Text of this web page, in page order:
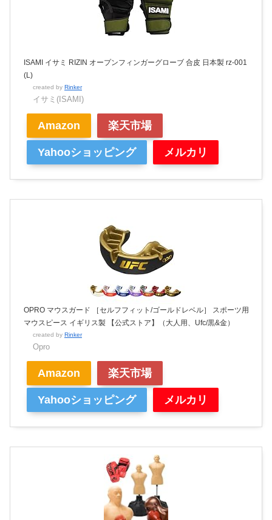
ISAMI イサミ RIZIN オープンフィンガーグローブ 合皮 日本製 rz-001
(L)
created by Rinker
イサミ(ISAMI)
Amazon 楽天市場
Yahooショッピング メルカリ
OPRO マウスガード ［セルフフィット/ゴールドレベル］ スポーツ用
マウスピース イギリス製 【公式ストア】（大人用、Ufc/黒&金）
created by Rinker
Opro
Amazon 楽天市場
Yahooショッピング メルカリ